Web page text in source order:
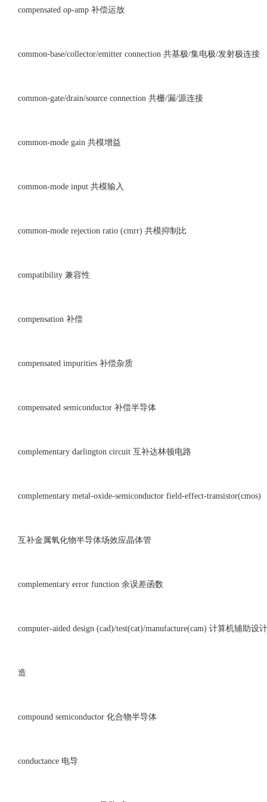
compensated op-amp 补偿运放
common-base/collector/emitter connection 共基极/集电极/发射极连接
common-gate/drain/source connection 共栅/漏/源连接
common-mode gain 共模增益
common-mode input 共模输入
common-mode rejection ratio (cmrr) 共模抑制比
compatibility 兼容性
compensation 补偿
compensated impurities 补偿杂质
compensated semiconductor 补偿半导体
complementary darlington circuit 互补达林顿电路
complementary metal-oxide-semiconductor field-effect-transistor(cmos)
互补金属氧化物半导体场效应晶体管
complementary error function 余误差函数
computer-aided design (cad)/test(cat)/manufacture(cam) 计算机辅助设
造
compound semiconductor 化合物半导体
conductance 电导